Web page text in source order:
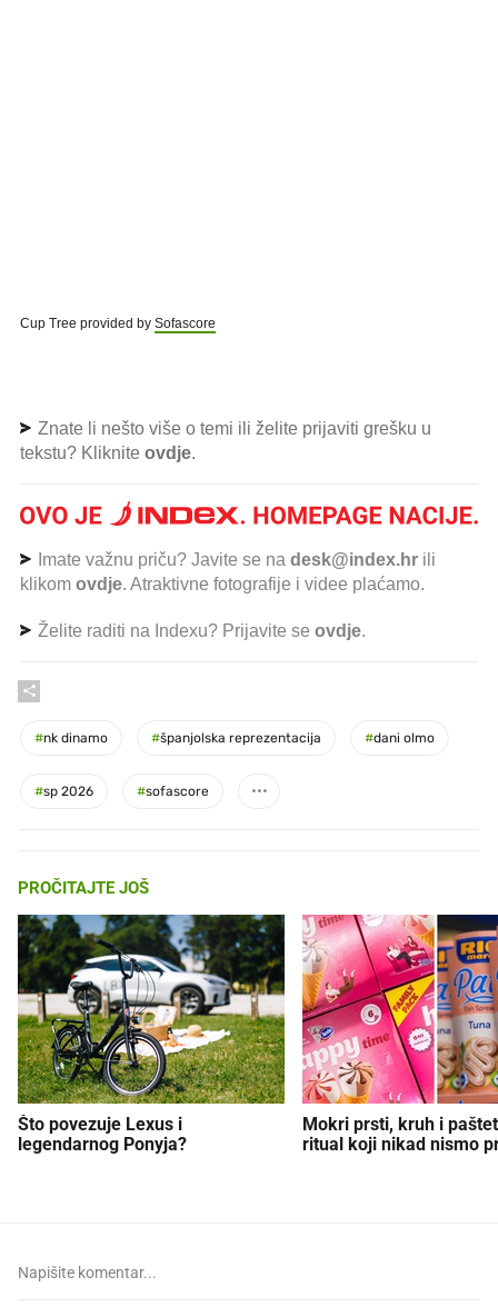
Cup Tree provided by Sofascore
Znate li nešto više o temi ili želite prijaviti grešku u
tekstu? Kliknite ovdje.
Imate važnu priču? Javite se na desk@index.hr ili
klikom ovdje. Atraktivne fotografije i videe plaćamo.
Želite raditi na Indexu? Prijavite se ovdje.
#nk dinamo #španjolska reprezentacija #dani olmo
#sp 2026 #sofascore
PROČITAJTE JOŠ
Što povezuje Lexus i
legendarnog Ponyja?
Mokri prsti, kruh i
ritual koji nikad nismo